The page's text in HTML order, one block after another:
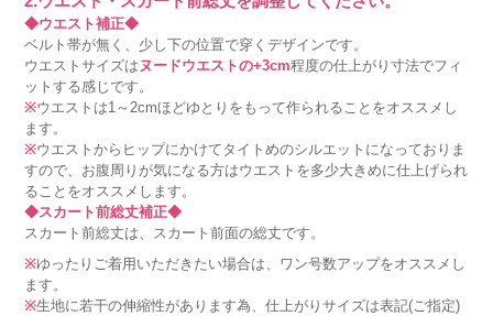
◆ウエスト補正◆
ベルト帯が無く、少し下の位置で穿くデザインです。
ウエストサイズは ヌードウエストの+3cm程度の仕上がり寸法でフィ
ットする感じです。
※ウエストは1～2cmほどゆとりをもって作られることをオススメし
ます。
※ウエストからヒップにかけてタイトめのシルエットになっておりま
すので、お腹周りが気になる方はウエストを多少大きめに仕上げられ
ることをオススメします。
◆スカート前総丈補正◆
スカート前総丈は、スカート前面の総丈です。
※ゆったりご着用いただきたい場合は、ワン号数アップをオススメし
ます。
※生地に若干の伸縮性があります為、仕上がりサイズは表記(ご指定)